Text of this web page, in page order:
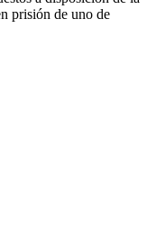
prisión de uno de